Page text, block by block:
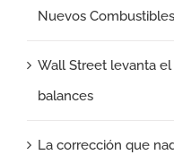
Nuevos
Wall Street levanta
balances
La corrección que